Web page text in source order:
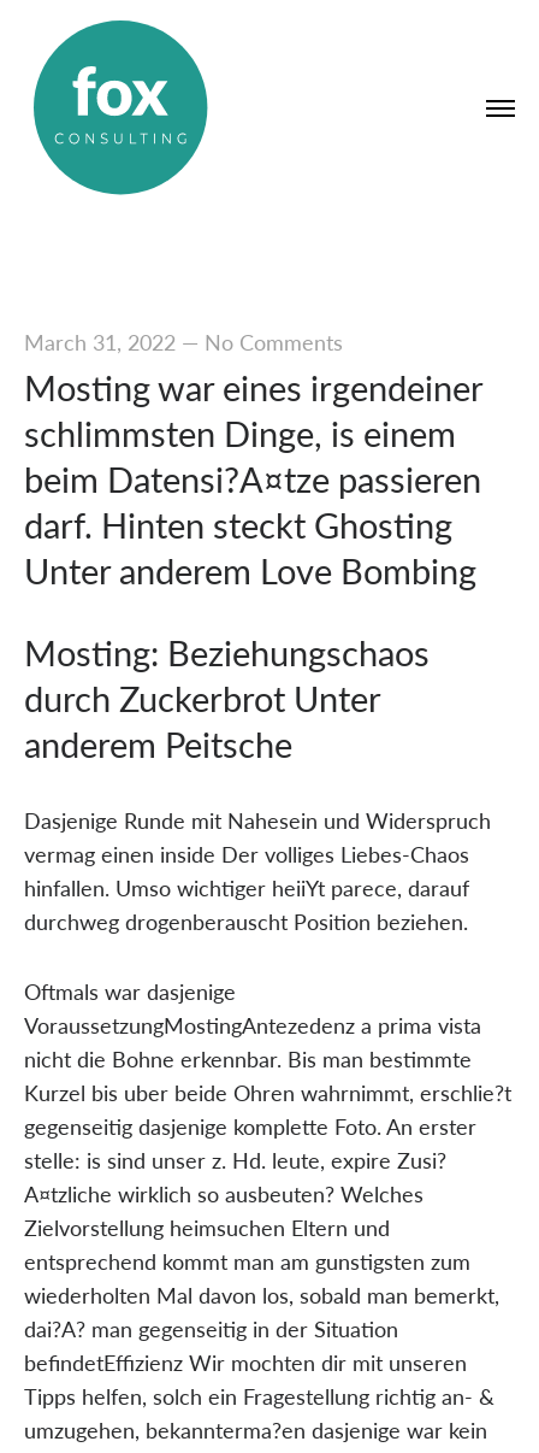
March 31, 2022— No Comments
Mosting war eines irgendeiner
schlimmsten Dinge, is einem
beim Datensi?A¤tze passieren
darf. Hinten steckt Ghosting
Unter anderem Love Bombing
Mosting: Beziehungschaos
durch Zuckerbrot Unter
anderem Peitsche
Dasjenige Runde mit Nahesein und Widerspruch
vermag einen inside Der volliges Liebes-Chaos
hinfallen. Umso wichtiger heiiYt parece, darauf
durchweg drogenberauscht Position beziehen.
Oftmals war dasjenige
VoraussetzungMostingAntezedenz a prima vista
nicht die Bohne erkennbar. Bis man bestimmte
Kurzel bis uber beide Ohren wahrnimmt, erschlie?t
gegenseitig dasjenige komplette Foto. An erster
stelle: is sind unser z. Hd. leute, expire Zusi?
A¤tzliche wirklich so ausbeuten? Welches
Zielvorstellung heimsuchen Eltern und
entsprechend kommt man am gunstigsten zum
wiederholten Mal davon los, sobald man bemerkt,
dai?A? man gegenseitig in der Situation
befindetEffizienz Wir mochten dir mit unseren
Tipps helfen, solch ein Fragestellung richtig an- &
umzugehen, bekannterma?en dasjenige war kein